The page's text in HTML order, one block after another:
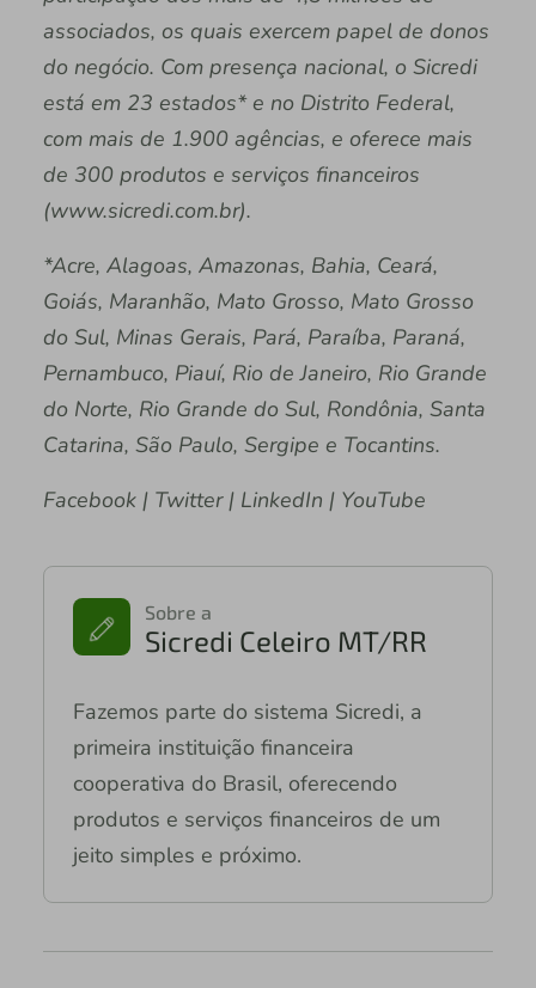
associados, os quais exercem papel de donos
do negócio. Com presença nacional, o Sicredi
está em 23 estados* e no Distrito Federal,
com mais de 1.900 agências, e oferece mais
de 300 produtos e serviços financeiros
(www.sicredi.com.br).
*Acre, Alagoas, Amazonas, Bahia, Ceará,
Goiás, Maranhão, Mato Grosso, Mato Grosso
do Sul, Minas Gerais, Pará, Paraíba, Paraná,
Pernambuco, Piauí, Rio de Janeiro, Rio Grande
do Norte, Rio Grande do Sul, Rondônia, Santa
Catarina, São Paulo, Sergipe e Tocantins.
Facebook | Twitter | LinkedIn | YouTube
Sobre a
Sicredi Celeiro MT/RR
Fazemos parte do sistema Sicredi, a
primeira instituição financeira
cooperativa do Brasil, oferecendo
produtos e serviços financeiros de um
jeito simples e próximo.